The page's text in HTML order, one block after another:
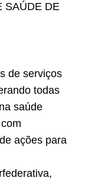
SAÚDE DE
de serviços
todas
saúde
ações para